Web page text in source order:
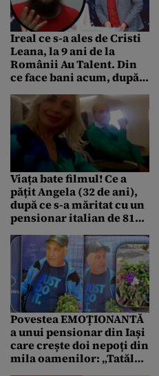
Ireal ce s-a ales de Cristi
Leana, la 9 ani de la
Românii Au Talent. Din
ce face bani acum, după
de la Pro TV
Viața bate filmul! Ce a
pățit Angela (32 de ani),
după ce s-a măritat cu un
pensionar italian de 81
Povestea EMOȚIONANTĂ
a unui pensionar din Iași
care crește doi nepoți din
mila oamenilor: „Tatăl